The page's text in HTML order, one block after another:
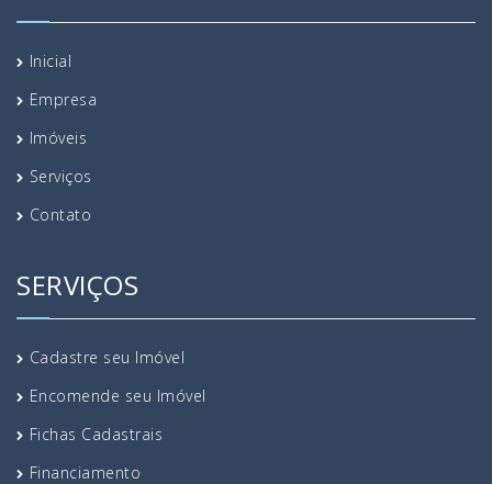
Inicial
Empresa
Imóveis
Serviços
Contato
SERVIÇOS
Cadastre seu Imóvel
Encomende seu Imóvel
Fichas Cadastrais
Financiamento